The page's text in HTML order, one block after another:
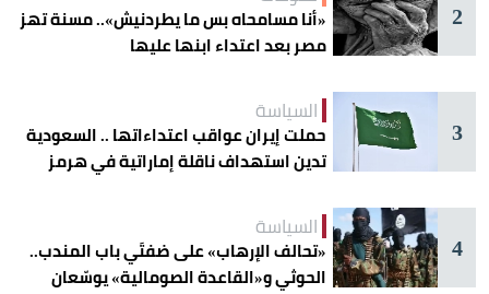
2
«أنا مسامحاه بس ما يطردنيش».. مسنة تهز
مصر بعد اعتداء ابنها عليها
3
السياسة
حملت إيران عواقب اعتداءاتها .. السعودية
تدين استهداف ناقلة إماراتية في هرمز
4
السياسة
«تحالف الإرهاب» على ضفتَي باب المندب..
الحوثي و«القاعدة الصومالية» يوسّعان